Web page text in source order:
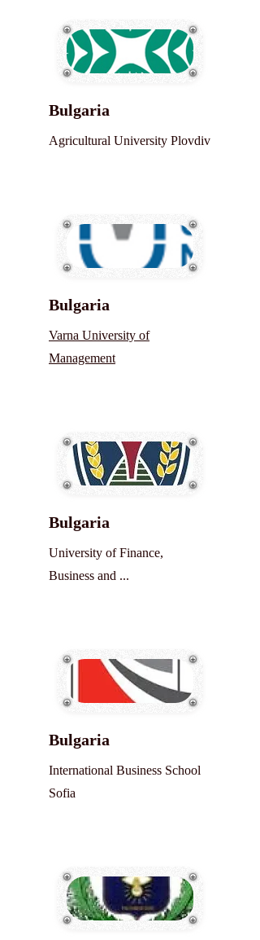
Bulgaria
Agricultural University Plovdiv
Bulgaria
Varna University of
Management
Bulgaria
University of Finance,
Business and ...
Bulgaria
International Business School
Sofia